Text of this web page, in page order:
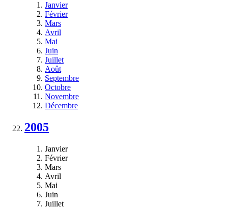
Janvier
Février
Mars
Avril
Mai
Juin
Juillet
Août
Septembre
Octobre
Novembre
Décembre
2005
Janvier
Février
Mars
Avril
Mai
Juin
Juillet